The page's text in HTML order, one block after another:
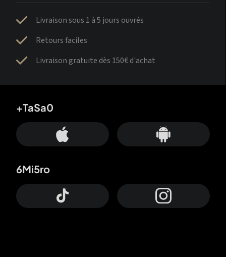
Livraison sous 1 à 5 jours ouvrés
Retours faciles
Livraison gratuite dès 150€ d'achat
+TaSa0
6Mi5ro